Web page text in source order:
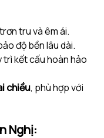
tru và êm ái.
độ bền lâu dài.
trì kết cấu hoàn hảo
chiều, phù hợp với
Nghị: